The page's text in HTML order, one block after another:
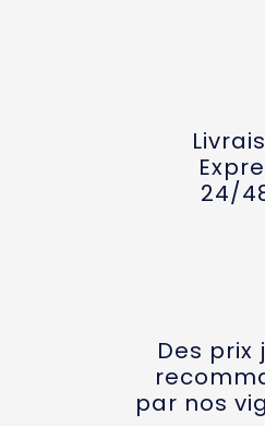
24/
Des prix
par nos